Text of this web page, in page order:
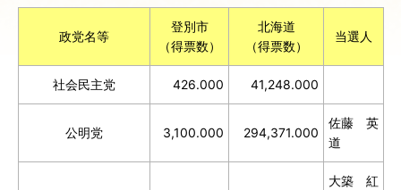
政党名等
登別市
（得票数）
北海道
（得票数）
当選人
社会民主党 426.000 41,248.000
公明党 3,100.000 294,371.000
佐藤 英
道
大築 紅